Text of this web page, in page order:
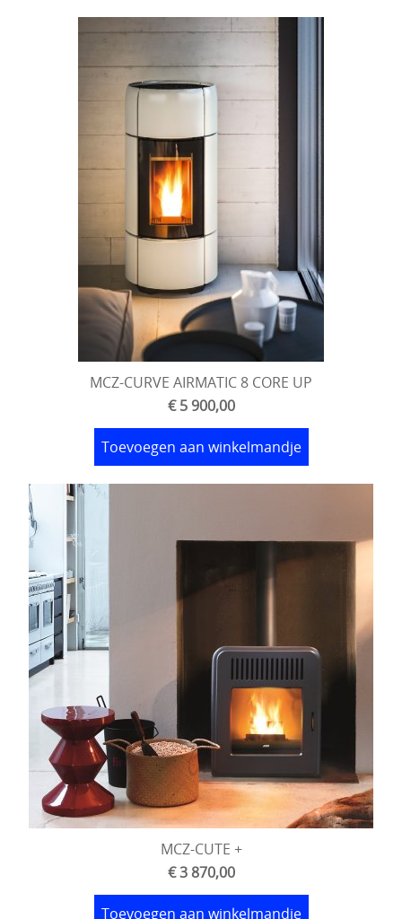
MCZ-CURVE AIRMATIC 8 CORE UP
€ 5 900,00
Toevoegen aan winkelmandje
MCZ-CUTE +
€ 3 870,00
Toevoegen aan winkelmandje